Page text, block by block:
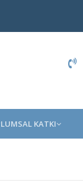
KATKI